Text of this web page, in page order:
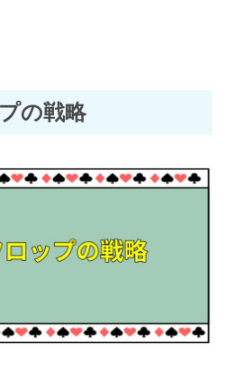
ト編】
ーおすすめアプリ３選
語集
の戦略